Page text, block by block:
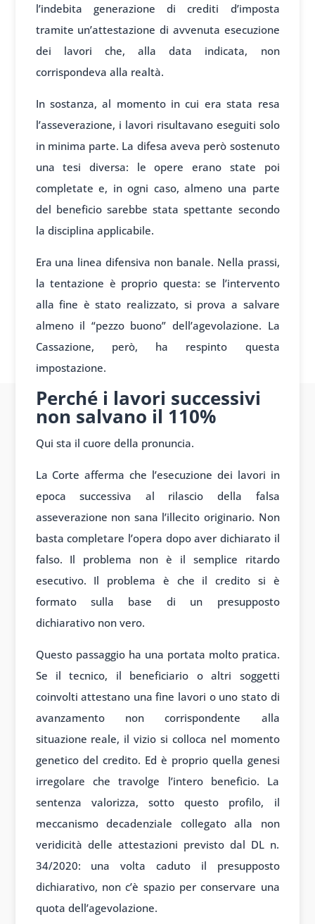
l’indebita generazione di crediti d’imposta
tramite un’attestazione di avvenuta esecuzione
dei lavori che, alla data indicata, non
corrispondeva alla realtà.
In sostanza, al momento in cui era stata resa
l’asseverazione, i lavori risultavano eseguiti solo
in minima parte. La difesa aveva però sostenuto
una tesi diversa: le opere erano state poi
completate e, in ogni caso, almeno una parte
del beneficio sarebbe stata spettante secondo
la disciplina applicabile.
Era una linea difensiva non banale. Nella prassi,
la tentazione è proprio questa: se l’intervento
alla fine è stato realizzato, si prova a salvare
almeno il “pezzo buono” dell’agevolazione. La
Cassazione, però, ha respinto questa
impostazione.
Perché i lavori successivi
non salvano il 110%
Qui sta il cuore della pronuncia.
La Corte afferma che l’esecuzione dei lavori in
epoca successiva al rilascio della falsa
asseverazione non sana l’illecito originario. Non
basta completare l’opera dopo aver dichiarato il
falso. Il problema non è il semplice ritardo
esecutivo. Il problema è che il credito si è
formato sulla base di un presupposto
dichiarativo non vero.
Questo passaggio ha una portata molto pratica.
Se il tecnico, il beneficiario o altri soggetti
coinvolti attestano una fine lavori o uno stato di
avanzamento non corrispondente alla
situazione reale, il vizio si colloca nel momento
genetico del credito. Ed è proprio quella genesi
irregolare che travolge l’intero beneficio. La
sentenza valorizza, sotto questo profilo, il
meccanismo decadenziale collegato alla non
veridicità delle attestazioni previsto dal DL n.
34/2020: una volta caduto il presupposto
dichiarativo, non c’è spazio per conservare una
quota dell’agevolazione.